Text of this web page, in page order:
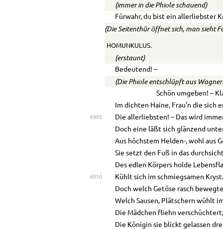
(immer in die Phiole schauend)
Fürwahr, du bist ein allerliebster
(Die Seitenthür öffnet sich, man sieht
HOMUNKULUS.
(erstaunt)
Bedeutend! –
(Die Phiole entschlüpft aus
Schön umgeben! –
Im dichten Haine, Frau’n die sich
6905
Die allerliebsten! – Das wird
Doch eine läßt sich glänzend
Aus höchstem Helden-, wohl aus
Sie setzt den Fuß in das
Des edlen Körpers holde
6910
Kühlt sich im schmiegsamen
Doch welch Getöse rasch
Welch Sausen, Plätschern wühlt
Die Mädchen fliehn
Die Königin sie blickt gelassen